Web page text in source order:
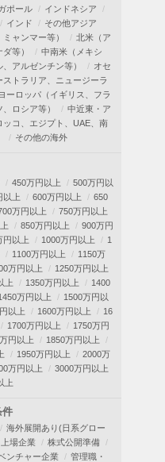
ポール
インドネシア
インド
その他アジア
ミャンマー等）
北米（ア
等）
中南米（メキシ
アルゼンチン等）
オセ
ストラリア、ニュージーラ
ーロッパ（イギリス、フラ
ロシア等）
中近東・ア
ッコ、エジプト、UAE、南
その他の海外
450万円以上
500万円以
以上 600万円以上
650
万円以上
750万円以上
850万円以上
900万円
円以上 1000万円以上
1
1100万円以上
1150万
万円以上
1250万円以上
上
1350万円以上
1400
万円以上
1500万円以
以上 1600万円以上
16
1700万円以上
1750万円
円以上
1850万円以上
1950万円以上
2000万
万円以上
3000万円以上
上
件
海外展開あり(日系グロー
上場企業
株式公開準備
ンチャー企業
管理職・